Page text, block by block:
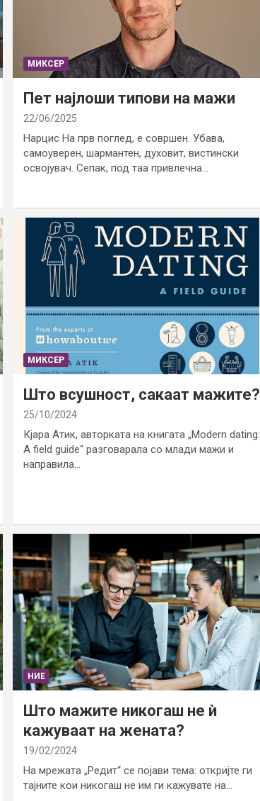
МИКСЕР
Пет најлоши типови на мажи
22/06/2025
Нарцис На прв поглед, е совршен. Убава,
самоуверен, шармантен, духовит, вистински
освојувач. Сепак, под таа привлечна…
МИКСЕР
Што всушност, сакаат мажите?
25/10/2024
Кјара Атик, авторката на книгата „Modern dating:
A field guide“ разговарала со млади мажи и
направила…
НИЕ
Што мажите никогаш не ѝ
кажуваат на жената?
19/02/2024
На мрежата „Редит“ се појави тема: откријте ги
тајните кои никогаш не им ги кажувате на…